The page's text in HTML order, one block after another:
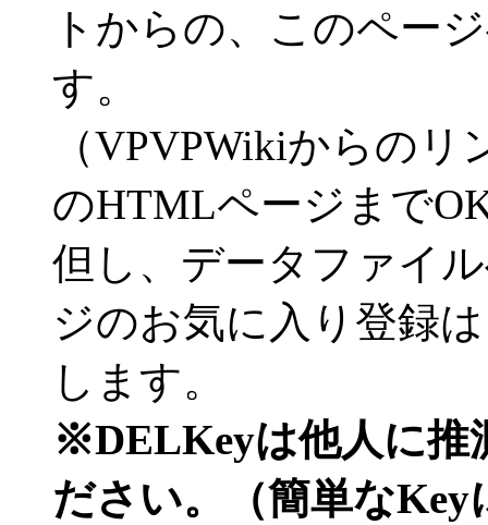
トからの、このペー
す。
（VPVPWikiからの
のHTMLページまで
但し、データファイ
ジのお気に入り登録
します。
※DELKeyは他人に推
ださい。（簡単な